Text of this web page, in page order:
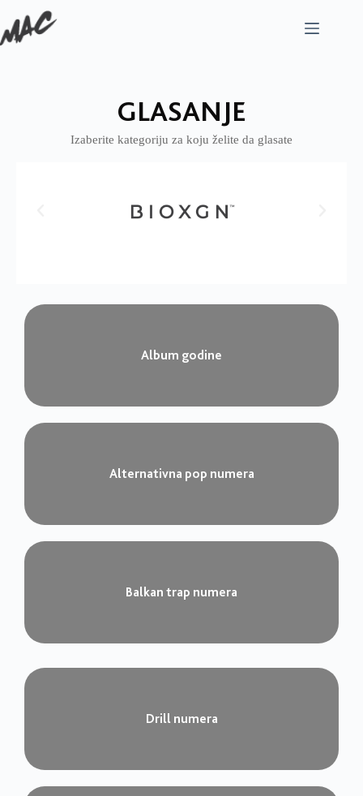
GLASANJE
Izaberite kategoriju za koju želite da glasate
Album godine
Alternativna pop numera
Balkan trap numera
Drill numera​